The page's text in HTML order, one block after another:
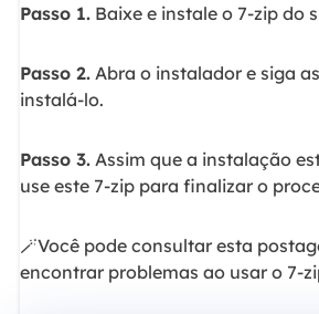
Passo 1.Baixe e instale o 7-zip do
Passo 2.Abra o instalador e siga
instalá-lo.
Passo 3.Assim que a instalação
use este 7-zip para finalizar o
🪄Você pode consultar esta
encontrar problemas ao usar o 7-